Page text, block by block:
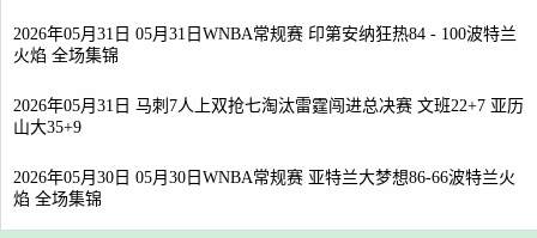
2026年05月31日 05月31日WNBA常规赛 印第安纳狂热84 - 100波特兰
火焰 全场集锦
2026年05月31日 马刺7人上双抢七淘汰雷霆闯进总决赛 文班22+7 亚历
山大35+9
2026年05月30日 05月30日WNBA常规赛 亚特兰大梦想86-66波特兰火
焰 全场集锦